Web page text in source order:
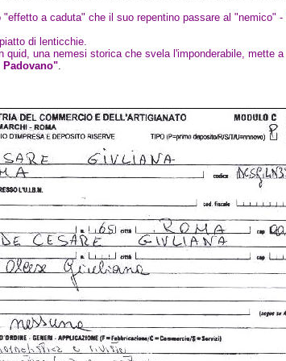
a caduta" che il suo repentino passare al
di lenticchie.
una nemesi storica che svela l'imponderabile, mette
Padovano".